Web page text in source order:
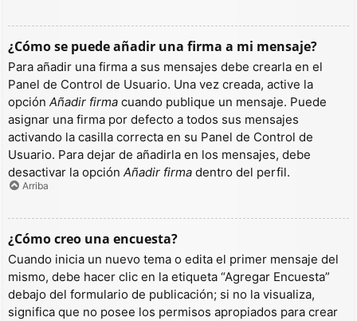
¿Cómo se puede añadir una firma a mi mensaje?
Para añadir una firma a sus mensajes debe crearla en el
Panel de Control de Usuario. Una vez creada, active la
opción Añadir firma cuando publique un mensaje. Puede
asignar una firma por defecto a todos sus mensajes
activando la casilla correcta en su Panel de Control de
Usuario. Para dejar de añadirla en los mensajes, debe
desactivar la opción Añadir firma dentro del perfil.
Arriba
¿Cómo creo una encuesta?
Cuando inicia un nuevo tema o edita el primer mensaje del
mismo, debe hacer clic en la etiqueta “Agregar Encuesta”
debajo del formulario de publicación; si no la visualiza,
significa que no posee los permisos apropiados para crear